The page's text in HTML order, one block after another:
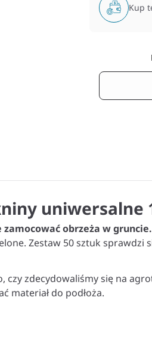
Kup
uniwersalne
obrzeża w gruncie.
Zestaw 50 sztuk
zdecydowaliśmy się na
materiał do podłoża.